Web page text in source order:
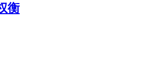
衡